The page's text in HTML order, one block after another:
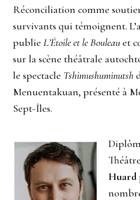
Réconciliation comme
survivants qui témoignent.
publieL’Étoile et le Bouleauet
sur la scène théâtrale
le spectacle Tshimushuminutsh
Menuentakuan, présenté à
Sept-Îles.
Huard